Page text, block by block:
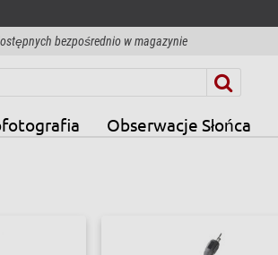
bezpośrednio w magazynie
Obserwacje Słońca